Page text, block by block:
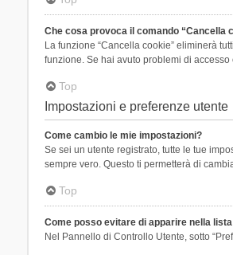
Che cosa provoca il comando “Cancella
La funzione “Cancella cookie” eliminerà
funzione. Se hai avuto problemi di
Top
Impostazioni e preferenze utente
Come cambio le mie impostazioni?
Se sei un utente registrato, tutte le tue
sempre vero. Questo ti permetterà di
Top
Come posso evitare di apparire nella
Nel Pannello di Controllo Utente, sotto